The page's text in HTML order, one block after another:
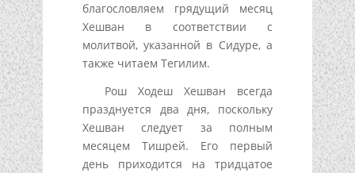
благословляем грядущий месяц
Хешван в соответствии с
молитвой, указанной в Сидуре, а
также читаем Тегилим.
Рош Ходеш Хешван всегда
празднуется два дня, поскольку
Хешван следует за полным
месяцем Тишрей. Его первый
день приходится на тридцатое